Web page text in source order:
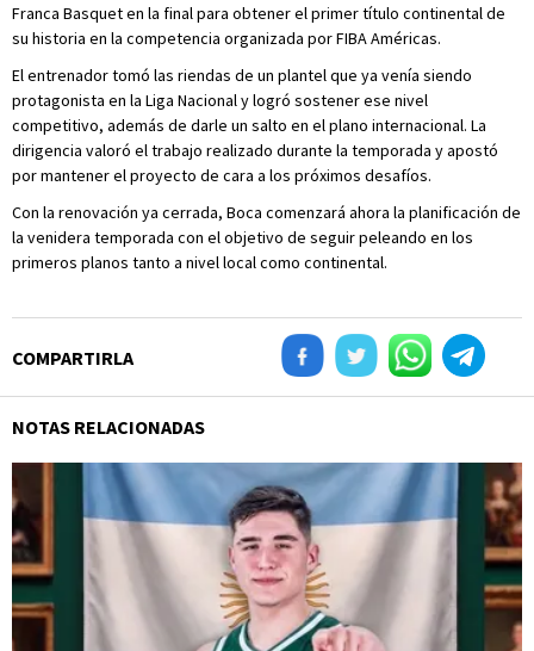
Franca Basquet en la final para obtener el primer título continental de
su historia en la competencia organizada por FIBA Américas.
El entrenador tomó las riendas de un plantel que ya venía siendo
protagonista en la Liga Nacional y logró sostener ese nivel
competitivo, además de darle un salto en el plano internacional. La
dirigencia valoró el trabajo realizado durante la temporada y apostó
por mantener el proyecto de cara a los próximos desafíos.
Con la renovación ya cerrada, Boca comenzará ahora la planificación de
la venidera temporada con el objetivo de seguir peleando en los
primeros planos tanto a nivel local como continental.
COMPARTIRLA
NOTAS RELACIONADAS